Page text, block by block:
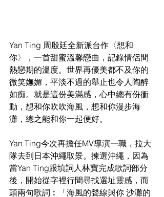
Yan Ting 周殷廷全新派台作〈想和
你〉，一首甜蜜溫馨戀曲，記錄情侶間
熱戀期的溫度。世界再優美都不及你的
微笑嫵媚，平淡不過的舉止也令人陶醉
如痴。就是這份美滿感，心中總有份衝
動，想和你吹吹海風，想和你漫步海
灘，總之能和你一起便好。
Yan Ting今次再擔任MV導演一職，拉大
隊去到日本沖繩取景。揀選沖繩，因為
當Yan Ting跟填詞人林寶完成歌詞部分
後，開始從字裡行間尋找選址靈感，而
頭兩句歌詞︰「海風的聲線與你 沙灘的